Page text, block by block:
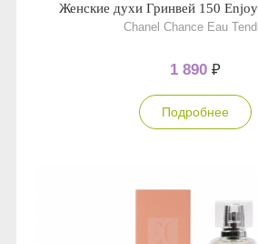
Женские духи Гринвей 150
Chanel Chance Eau
1 890 ₽
Подробнее